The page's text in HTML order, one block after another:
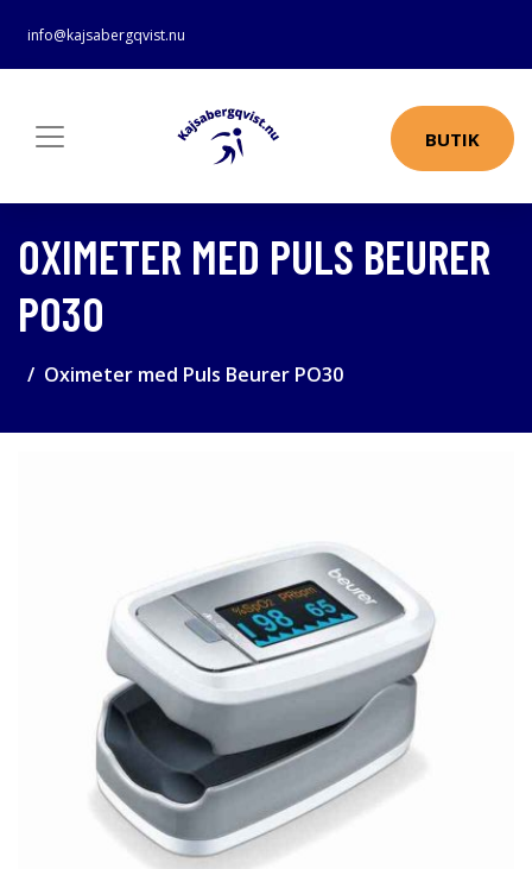
info@kajsabergqvist.nu
BUTIK
OXIMETER MED PULS BEURER
PO30
Oximeter med Puls Beurer PO30